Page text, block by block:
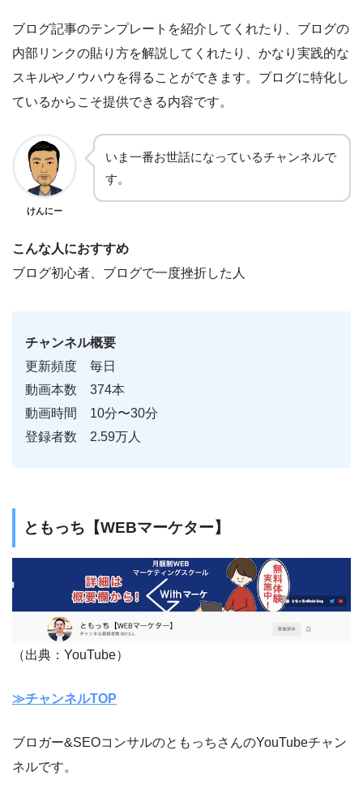
ブログ記事のテンプレートを紹介してくれたり、ブログの
内部リンクの貼り方を解説してくれたり、かなり実践的な
スキルやノウハウを得ることができます。ブログに特化し
ているからこそ提供できる内容です。
けんにー
いま一番お世話になっているチャンネルで
す。
こんな人におすすめ
ブログ初心者、ブログで一度挫折した人
チャンネル概要
更新頻度 毎日
動画本数 374本
動画時間 10分〜30分
登録者数 2.59万人
ともっち【WEBマーケター】
（出典：YouTube）
≫チャンネルTOP
ブロガー&SEOコンサルのともっちさんのYouTubeチャン
ネルです。